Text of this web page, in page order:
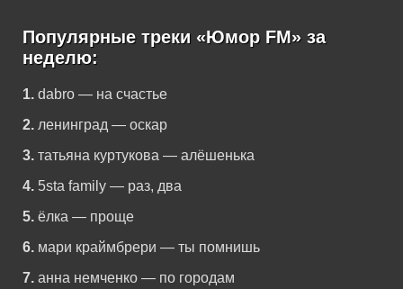
Популярные треки «Юмор FM» за
неделю:
1. dabro — на счастье
2. ленинград — оскар
3. татьяна куртукова — алёшенька
4. 5sta family — раз, два
5. ёлка — проще
6. мари краймбрери — ты помнишь
7. анна немченко — по городам